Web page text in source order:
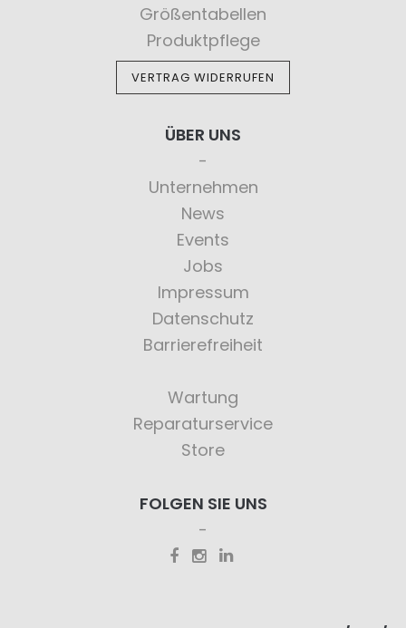
Größentabellen
Produktpflege
VERTRAG WIDERRUFEN
ÜBER UNS
Unternehmen
News
Events
Jobs
Impressum
Datenschutz
Barrierefreiheit
Wartung
Reparaturservice
Store
FOLGEN SIE UNS